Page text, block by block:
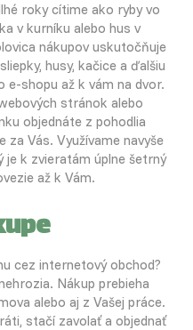
roky cítime ako ryby vo
v kurníku alebo hus v
nákupov uskutočňuje
husy, kačice a ďalšiu
e-shopu až k vám na dvor.
stránok alebo
objednáte z pohodlia
za Vás. Využívame navyše
k zvieratám úplne šetrný
až k Vám.
cez internetový obchod?
Nákup prebieha
alebo aj z Vašej práce.
stačí zavolať a objednať